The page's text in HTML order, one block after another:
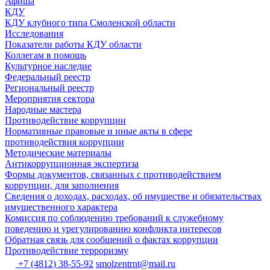
КДУ
КДУ клубного типа Смоленской области
Исследования
Показатели работы КДУ области
Коллегам в помощь
Культурное наследие
Федеральный реестр
Региональный реестр
Мероприятия сектора
Народные мастера
Противодействие коррупции
Нормативные правовые и иные акты в сфере
противодействия коррупции
Методические материалы
Антикоррупционная экспертиза
Формы документов, связанных с противодействием
коррупции, для заполнения
Сведения о доходах, расходах, об имуществе и обязательствах
имущественного характера
Комиссия по соблюдению требований к служебному
поведению и урегулированию конфликта интересов
Обратная связь для сообщений о фактах коррупции
Противодействие терроризму
+7 (4812) 38-55-92 smolzentrnt@mail.ru